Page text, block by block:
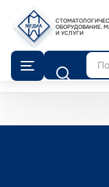
ОБОРУДОВАНИЕ,
И УСЛУГИ
Поиск